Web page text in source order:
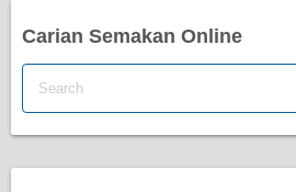
Carian Semakan Online